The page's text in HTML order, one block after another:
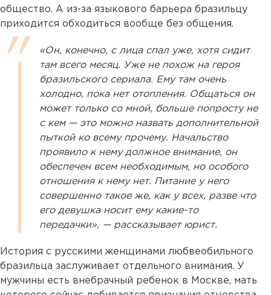
общество. А из-за языкового барьера бразильцу
приходится обходиться вообще без общения.
«Он, конечно, с лица спал уже, хотя сидит
там всего месяц. Уже не похож на героя
бразильского сериала. Ему там очень
холодно, пока нет отопления. Общаться он
может только со мной, больше попросту не
с кем — это можно назвать дополнительной
пыткой ко всему прочему. Начальство
проявило к нему должное внимание, он
обеспечен всем необходимым, но особого
отношения к нему нет. Питание у него
совершенно такое же, как у всех, разве что
его девушка носит ему какие-то
передачки», — рассказывает юрист.
История с русскими женщинами любвеобильного
бразильца заслуживает отдельного внимания. У
мужчины есть внебрачный ребенок в Москве, мать